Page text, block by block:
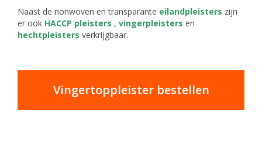
Naast de nonwoven en transparante eilandpleisters zijn
er ook HACCP pleisters , vingerpleisters en
hechtpleisters verkrijgbaar.
Vingertoppleister bestellen